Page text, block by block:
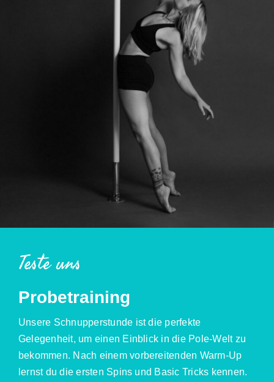
Teste uns
Probetraining
Unsere Schnupperstunde ist die perfekte
Gelegenheit, um einen Einblick in die Pole-Welt zu
bekommen. Nach einem vorbereitenden Warm-Up
lernst du die ersten Spins und Basic Tricks kennen.